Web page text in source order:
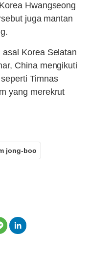
Hwangseong
juga mantan
Korea Selatan
China mengikuti
Timnas
yang merekrut
jong-boo